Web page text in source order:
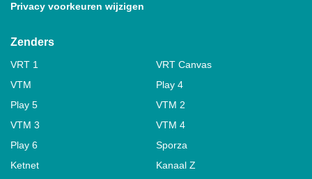
Privacy voorkeuren wijzigen
Zenders
VRT 1
VRT Canvas
VTM
Play 4
Play 5
VTM 2
VTM 3
VTM 4
Play 6
Sporza
Ketnet
Kanaal Z